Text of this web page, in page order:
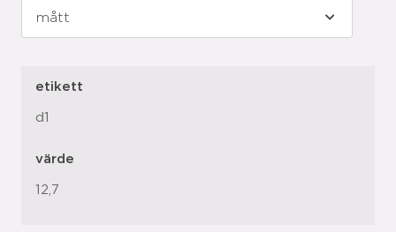
etikett
d1
värde
12,7